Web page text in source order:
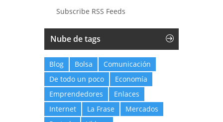
Subscribe RSS Feeds
Nube de tags
Blog Bolsa
Comunicación
De todo un poco
Economía
Emprendedores
Enlaces
Internet
La Frase
Mercados